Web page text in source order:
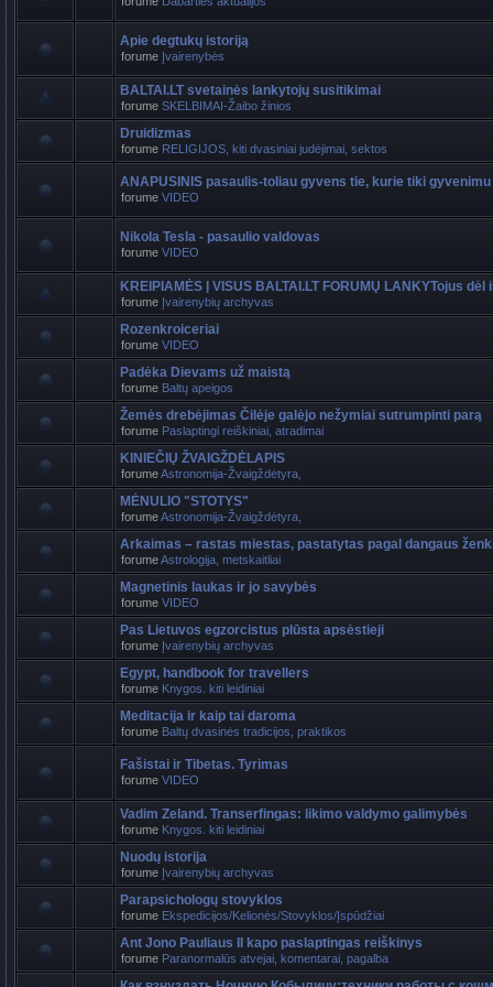
Apie degtukų istoriją
forume Įvairenybės
BALTAI.LT svetainės lankytojų susitikimai
forume SKELBIMAI-Žaibo žinios
Druidizmas
forume RELIGIJOS, kiti dvasiniai judėjimai, sektos
ANAPUSINIS pasaulis-toliau gyvens tie, kurie tiki gyvenimu
forume VIDEO
Nikola Tesla - pasaulio valdovas
forume VIDEO
KREIPIAMĖS Į VISUS BALTAI.LT FORUMŲ LANKYTojus dėl
forume Įvairenybių archyvas
Rozenkroiceriai
forume VIDEO
Padėka Dievams už maistą
forume Baltų apeigos
Žemės drebėjimas Čilėje galėjo nežymiai sutrumpinti parą
forume Paslaptingi reiškiniai, atradimai
KINIEČIŲ ŽVAIGŽDĖLAPIS
forumeAstronomija-Žvaigždėtyra,
MĖNULIO "STOTYS"
forumeAstronomija-Žvaigždėtyra,
Arkaimas – rastas miestas, pastatytas pagal dangaus
forumeAstrologija, metskaitliai
Magnetinis laukas ir jo savybės
forume VIDEO
Pas Lietuvos egzorcistus plūsta apsėstieji
forume Įvairenybių archyvas
Egypt, handbook for travellers
forume Knygos. kiti leidiniai
Meditacija ir kaip tai daroma
forume Baltų dvasinės tradicijos, praktikos
Fašistai ir Tibetas. Tyrimas
forume VIDEO
Vadim Zeland. Transerfingas: likimo valdymo galimybės
forume Knygos. kiti leidiniai
Nuodų istorija
forume Įvairenybių archyvas
Parapsichologų stovyklos
forume Ekspedicijos/Kelionės/Stovyklos/Įspūdžiai
Ant Jono Pauliaus II kapo paslaptingas reiškinys
forume Paranormalūs atvejai, komentarai, pagalba